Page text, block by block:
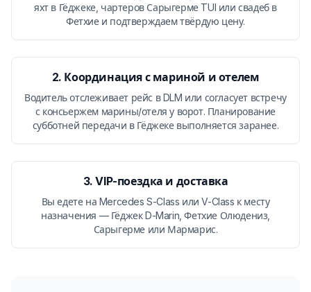
яхт в Гёджеке, чартеров Сарыгерме TUI или свадеб в
Фетхие и подтверждаем твёрдую цену.
2. Координация с мариной и отелем
Водитель отслеживает рейс в DLM или согласует встречу
с консьержем марины/отеля у ворот. Планирование
субботней передачи в Гёджеке выполняется заранее.
3. VIP-поездка и доставка
Вы едете на Mercedes S-Class или V-Class к месту
назначения — Гёджек D-Marin, Фетхие Олюдениз,
Сарыгерме или Мармарис.